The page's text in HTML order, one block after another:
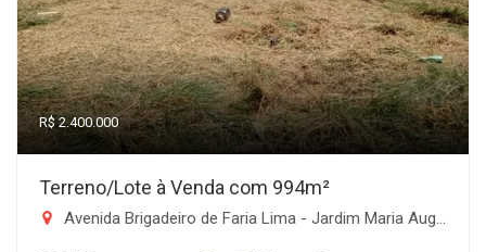
R$ 2.400.000
Terreno/Lote à Venda com 994m²
Avenida Brigadeiro de Faria Lima - Jardim Maria Augusta, Taubaté-SP